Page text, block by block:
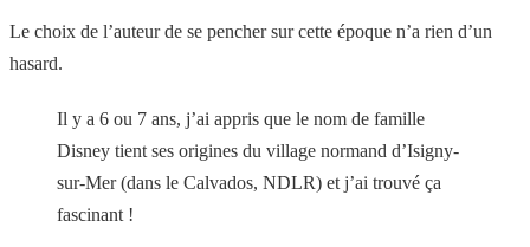
Le choix de l’auteur de se pencher sur cette époque n’a rien d’un
hasard.
Il y a 6 ou 7 ans, j’ai appris que le nom de famille
Disney tient ses origines du village normand d’Isigny-
sur-Mer (dans le Calvados, NDLR) et j’ai trouvé ça
fascinant !